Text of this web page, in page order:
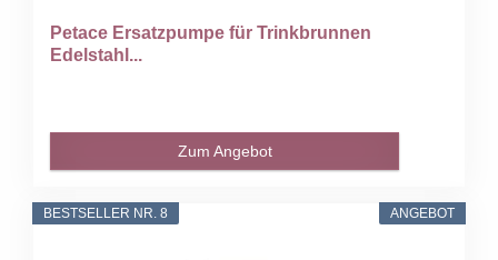
Petace Ersatzpumpe für Trinkbrunnen
Edelstahl...
Zum Angebot
ANGEBOT
BESTSELLER NR. 8